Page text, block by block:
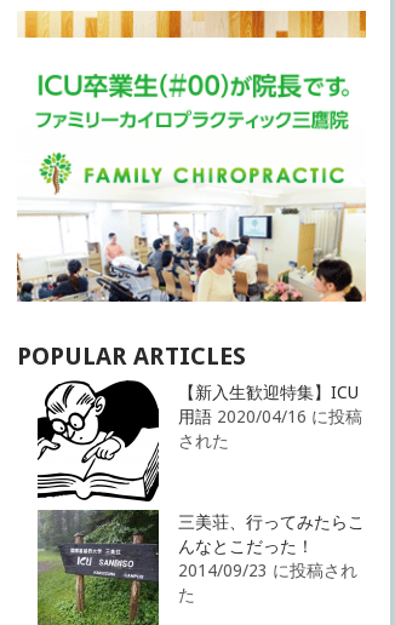
POPULAR ARTICLES
【新入生歓迎特集】ICU
用語 2020/04/16 に投稿
された
三美荘、行ってみたらこ
んなとこだった！
2014/09/23 に投稿され
た